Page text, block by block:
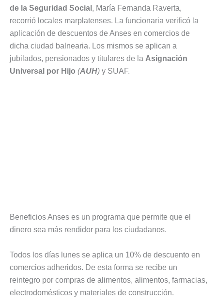
de la Seguridad Social , María Fernanda Raverta,
recorrió locales marplatenses. La funcionaria verificó la
aplicación de descuentos de Anses en comercios de
dicha ciudad balnearia. Los mismos se aplican a
jubilados, pensionados y titulares de la Asignación
Universal por Hijo (AUH) y SUAF.
Beneficios Anses es un programa que permite que el
dinero sea más rendidor para los ciudadanos.
Todos los días lunes se aplica un 10% de descuento en
comercios adheridos. De esta forma se recibe un
reintegro por compras de alimentos, alimentos, farmacias,
electrodomésticos y materiales de construcción.